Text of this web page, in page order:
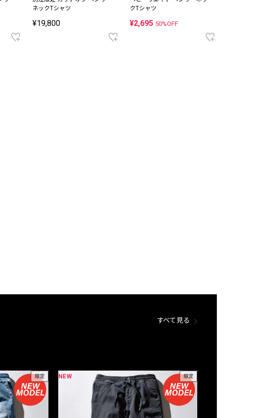
ネックTシャツ
¥19,800
クTシャツ
¥2,695 50%OFF
すべて見る
限定 NEW 限定